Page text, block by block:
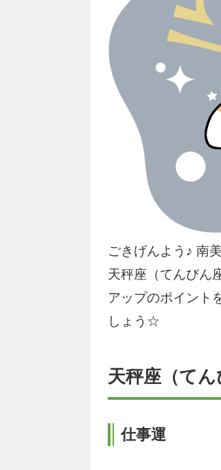
ごきげんよう♪ 南
天秤座（てんびん
アップのポイント
しょう☆
天秤座（て
仕事運